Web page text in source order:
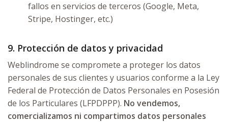
fallos en servicios de terceros (Google, Meta,
Stripe, Hostinger, etc.)
9. Protección de datos y privacidad
Weblindrome se compromete a proteger los datos
personales de sus clientes y usuarios conforme a la Ley
Federal de Protección de Datos Personales en Posesión
de los Particulares (LFPDPPP). No vendemos,
comercializamos ni compartimos datos personales